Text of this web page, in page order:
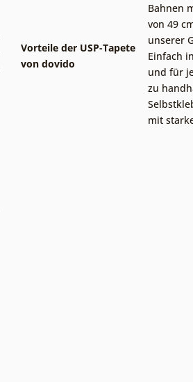
Vorteile der USP-Tapete
von dovido
Bahnen
von 49
unserer
Einfach
und für
zu
mit